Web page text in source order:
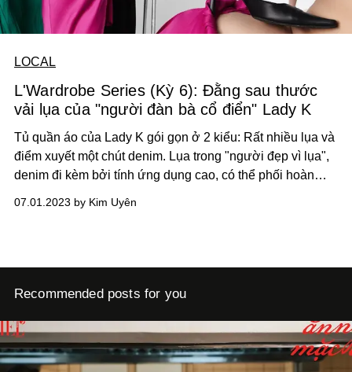
LOCAL
L'Wardrobe Series (Kỳ 6): Đằng sau thước
vải lụa của "người đàn bà cổ điển" Lady K
Tủ quần áo của Lady K gói gọn ở 2 kiểu: Rất nhiều lụa và
điểm xuyết một chút denim. Lụa trong "người đẹp vì lụa",
denim đi kèm bởi tính ứng dụng cao, có thể phối hoàn
07.01.2023 by Kim Uyên
Recommended posts for you